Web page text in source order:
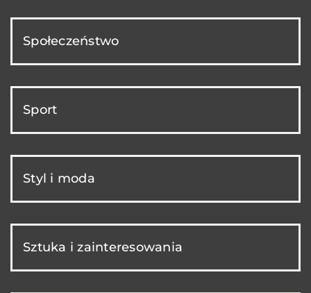
Społeczeństwo
Sport
Styl i moda
Sztuka i zainteresowania